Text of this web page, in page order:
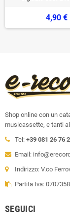
4,90 €
Shop online con un
musicassette, e tanti
Tel: +39 081 26 76
Email:
Indirizzo: V.co
Partita Iva:
SEGUICI